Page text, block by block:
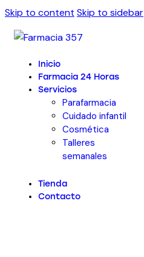
Skip to content Skip to sidebar
Inicio
Farmacia 24 Horas
Servicios
Parafarmacia
Cuidado infantil
Cosmética
Talleres
semanales
Tienda
Contacto